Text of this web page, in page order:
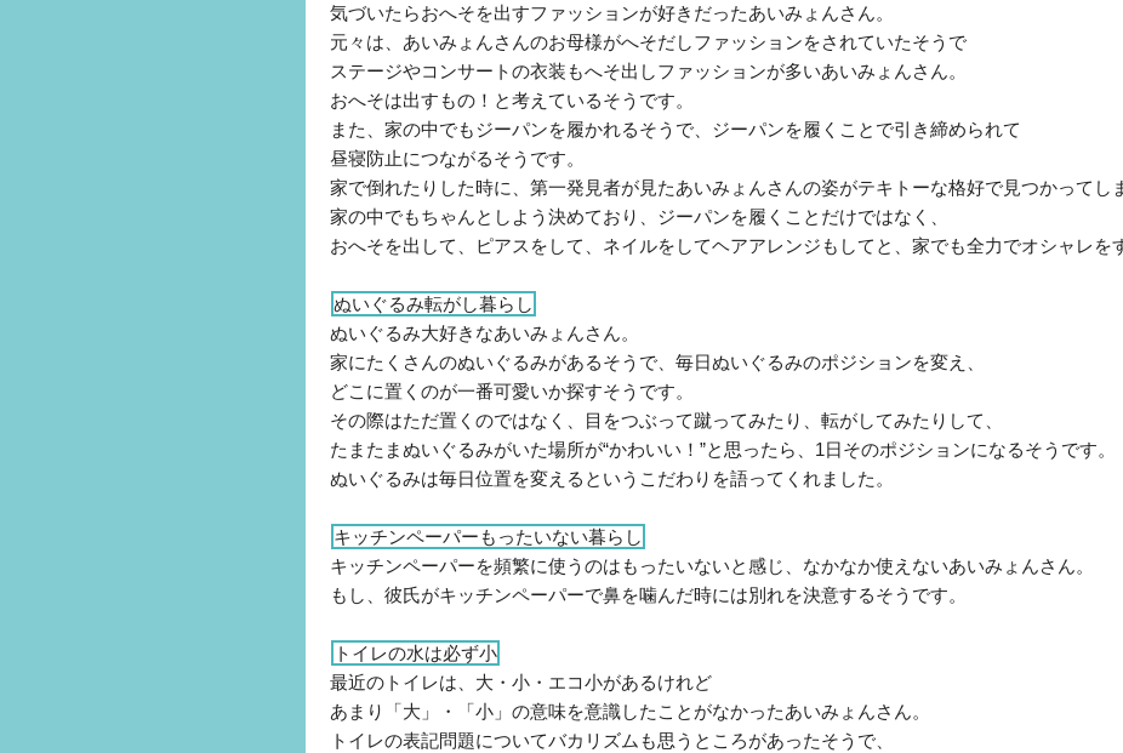
気づいたらおへそを出すファッションが好きだったあいみょんさん。
元々は、あいみょんさんのお母様がへそだしファッションをされていたそうで
ステージやコンサートの衣装もへそ出しファッションが多いあいみょんさん。
おへそは出すもの！と考えているそうです。
また、家の中でもジーパンを履かれるそうで、ジーパンを履くことで引き締められて
昼寝防止につながるそうです。
家で倒れたりした時に、第一発見者が見たあいみょんさんの姿がテキトーな格好で見つかってし
家の中でもちゃんとしよう決めており、ジーパンを履くことだけではなく、
おへそを出して、ピアスをして、ネイルをしてヘアアレンジもしてと、家でも全力でオシャレを
ぬいぐるみ転がし暮らし
ぬいぐるみ大好きなあいみょんさん。
家にたくさんのぬいぐるみがあるそうで、毎日ぬいぐるみのポジションを変え、
どこに置くのが一番可愛いか探すそうです。
その際はただ置くのではなく、目をつぶって蹴ってみたり、転がしてみたりして、
たまたまぬいぐるみがいた場所が“かわいい！”と思ったら、1日そのポジションになるそうです。
ぬいぐるみは毎日位置を変えるというこだわりを語ってくれました。
キッチンペーパーもったいない暮らし
キッチンペーパーを頻繁に使うのはもったいないと感じ、なかなか使えないあいみょんさん。
もし、彼氏がキッチンペーパーで鼻を噛んだ時には別れを決意するそうです。
トイレの水は必ず小
最近のトイレは、大・小・エコ小があるけれど
あまり「大」・「小」の意味を意識したことがなかったあいみょんさん。
トイレの表記問題についてバカリズムも思うところがあったそうで、